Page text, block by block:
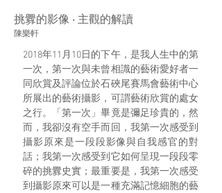
挑釁的影像 ‧ 主觀的解讀
陳樂軒
2018年11月10日的下午，是我人生中的第
一次，第一次與未曾相識的藝術愛好者一
同欣賞及評論位於石硤尾賽馬會藝術中心
所展出的藝術攝影，可謂藝術欣賞的處女
之行。「第一次」畢竟是彌足珍貴的，然
而，我卻沒有空手而回，我第一次感受到
攝影原來是一段段影像與自我感官的對
話；我第一次感受到它如何呈現一段段零
碎的挑釁史實；最重要是，我第一次感受
到攝影原來可以是一種充滿記憶細胞的藝